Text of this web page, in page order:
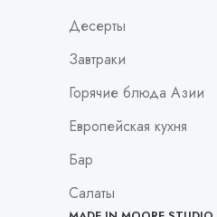
Десерты
Завтраки
Горячие блюда Азии
Европейская кухня
Бар
Салаты